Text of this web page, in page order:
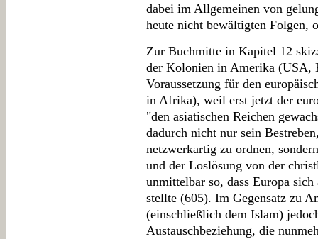
dabei im Allgemeinen von
heute nicht bewältigten Folgen,
Zur Buchmitte in Kapitel 12
der Kolonien in Amerika (USA,
Voraussetzung für den
in Afrika), weil erst jetzt der
"den asiatischen Reichen
dadurch nicht nur sein
netzwerkartig zu ordnen,
und der Loslösung von der
unmittelbar so, dass Europa
stellte (605). Im Gegensatz zu
(einschließlich dem Islam)
Austauschbeziehung, die